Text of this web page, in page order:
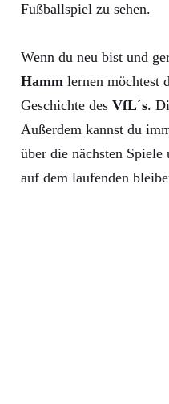
Fußballspiel zu sehen.
Wenn du neu bist und
Hamm lernen möchtest
Geschichte des VfL´s.
Außerdem kannst du
über die nächsten
auf dem laufenden